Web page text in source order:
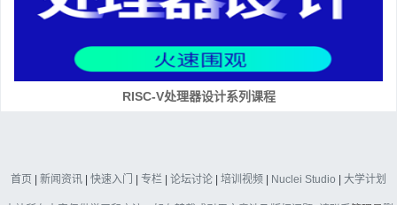
RISC-V处理器设计系列课程
首页 新闻资讯 快速入门 专栏 论坛讨论 培训视频 Nuclei Studio 大学计划